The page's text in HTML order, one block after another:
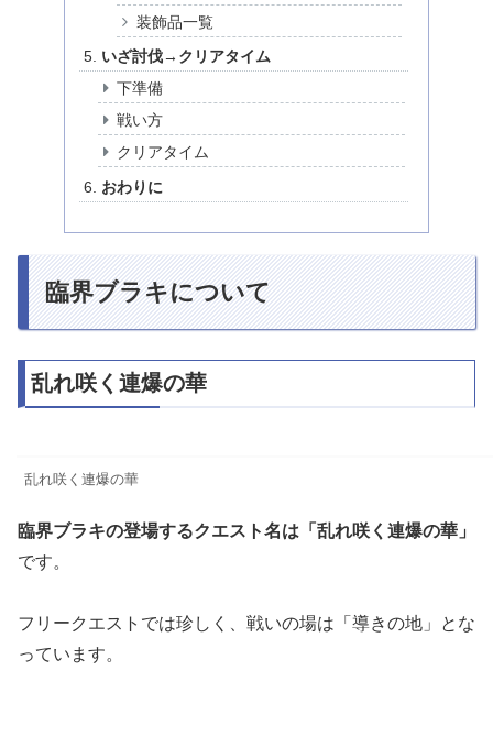
装飾品一覧
いざ討伐→クリアタイム
下準備
戦い方
クリアタイム
おわりに
臨界ブラキについて
乱れ咲く連爆の華
乱れ咲く連爆の華
臨界ブラキの登場するクエスト名は「乱れ咲く連爆の華」
です。
フリークエストでは珍しく、戦いの場は「導きの地」とな
っています。